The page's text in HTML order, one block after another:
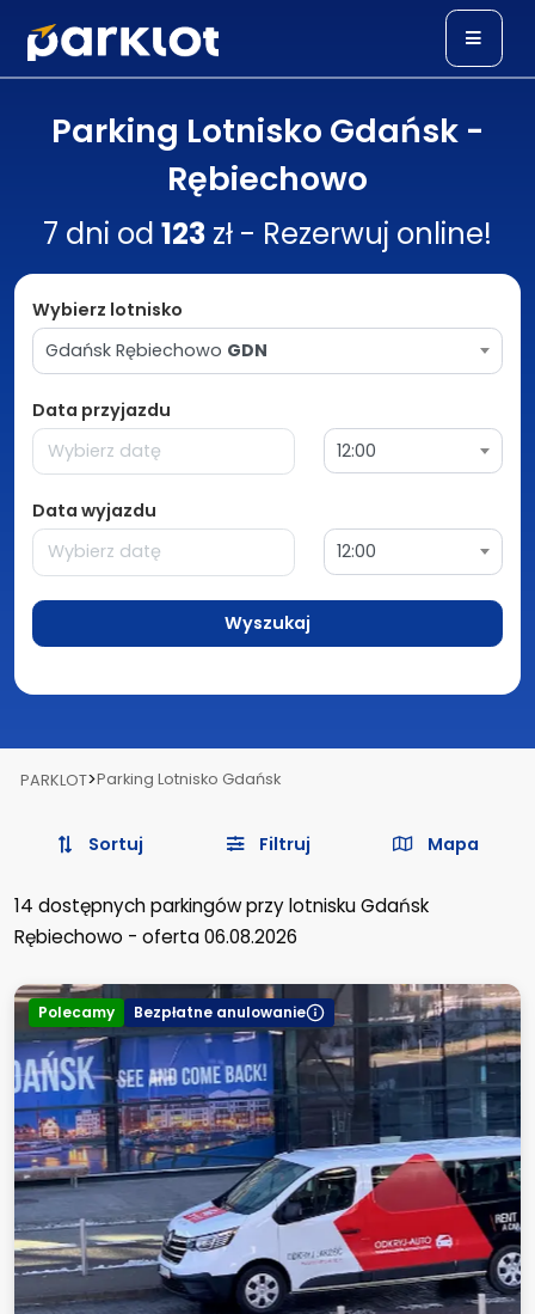
Parking Lotnisko Gdańsk -
Rębiechowo
7 dni od 123 zł - Rezerwuj online!
Wybierz lotnisko
Gdańsk Rębiechowo GDN
Data przyjazdu
12:00
Data wyjazdu
12:00
Wyszukaj
PARKLOT>Parking Lotnisko Gdańsk
Sortuj Filtruj Mapa
14 dostępnych parkingówprzy lotnisku Gdańsk
Rębiechowo - oferta 06.08.2026
Polecamy Bezpłatne anulowanie